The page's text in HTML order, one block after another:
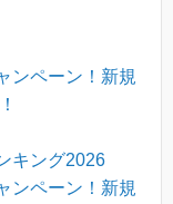
ンペーン！新規
キング2026
ンペーン！新規